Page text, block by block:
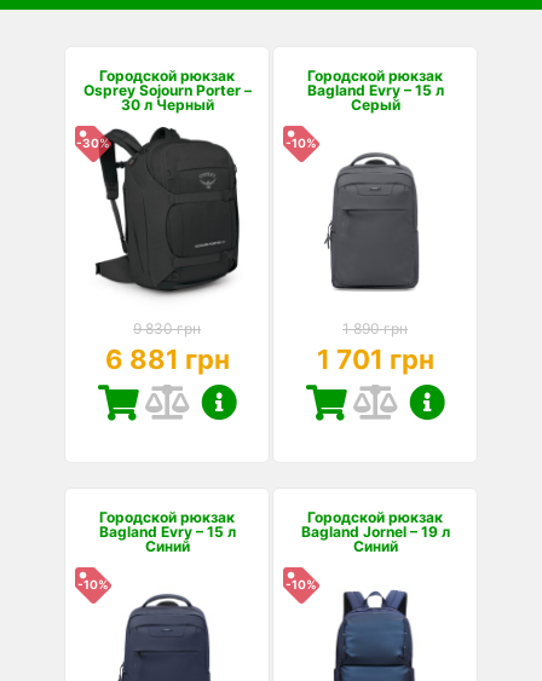
Городской рюкзак
Osprey Sojourn Porter –
30 л Черный
-30%
9 830 грн
6 881 грн
Городской рюкзак
Bagland Evry – 15 л
Серый
-10%
1 890 грн
1 701 грн
Городской рюкзак
Bagland Evry – 15 л
Синий
-10%
Городской рюкзак
Bagland Jornel – 19 л
Синий
-10%